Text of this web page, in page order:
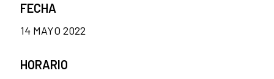
FECHA
14 MAYO 2022
HORARIO